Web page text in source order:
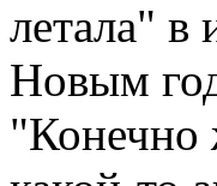
летала" в
Новым
"Конечно